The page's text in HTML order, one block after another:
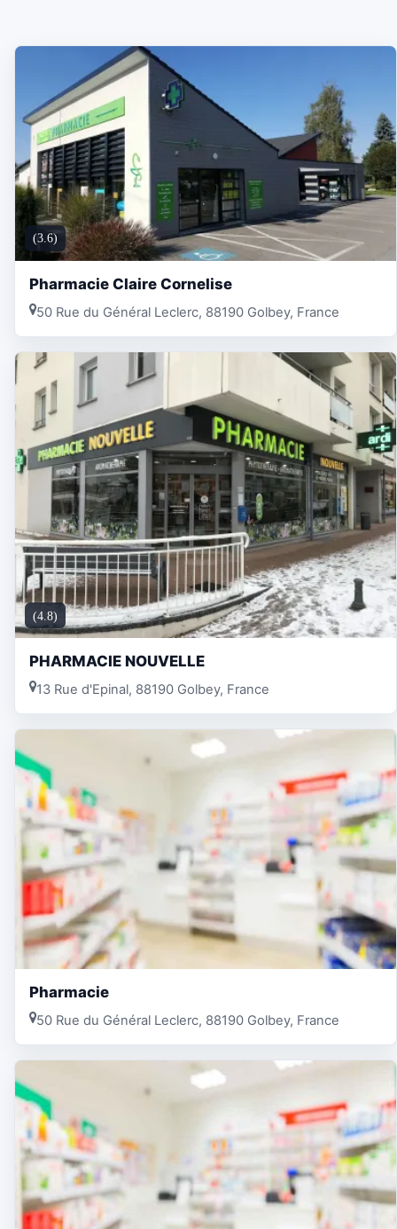
(3.6)
Pharmacie Claire Cornelise
50 Rue du Général Leclerc, 88190 Golbey, France
(4.8)
PHARMACIE NOUVELLE
13 Rue d'Epinal, 88190 Golbey, France
Pharmacie
50 Rue du Général Leclerc, 88190 Golbey, France